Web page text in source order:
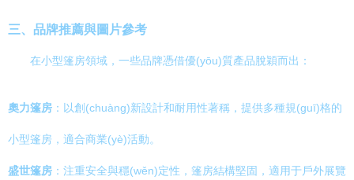
三、品牌推薦與圖片參考
在小型篷房領域，一些品牌憑借優(yōu)質產品脫穎而出：
奧力篷房 ：以創(chuàng)新設計和耐用性著稱，提供多種規(guī)格的
小型篷房，適合商業(yè)活動。
盛世篷房 ：注重安全與穩(wěn)定性，篷房結構堅固，適用于戶外展覽